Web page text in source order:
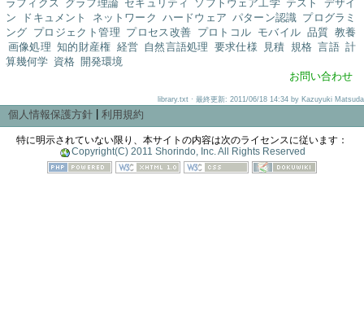
ラフィクス
グラフ理論 セキュリティ ソフトウェア工学 テスト
デザイ
ン
ドキュメント ネットワーク ハードウェア パターン認識 プログラミ
ング プロジェクト管理 プロセス改善 プロトコル モバイル 品質 教養
画像処理 知的財産権 経営 自然言語処理 要求仕様 見積 規格 言語 計
算幾何学 資格 開発環境
お問い合わせ
library.txt · 最終更新: 2011/06/18 14:34 by Kazuyuki Matsuda
個人情報保護方針| 利用規約
特に明示されていない限り、本サイトの内容は次のライセンスに従います：
Copyright(C) 2011 Shorindo, Inc. All Rights Reserved